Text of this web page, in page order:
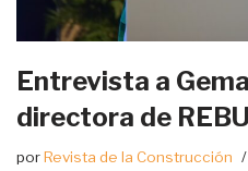
Entrevista a
directora de
porRevista de la Construcción